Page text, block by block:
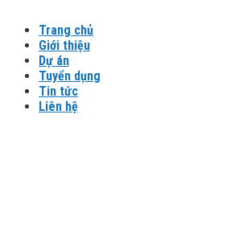
Trang chủ
Giới thiệu
Dự án
Tuyển dụng
Tin tức
Liên hệ